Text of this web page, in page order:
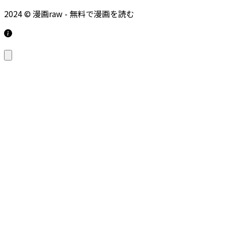
2024 © 漫画raw - 無料で漫画を読む